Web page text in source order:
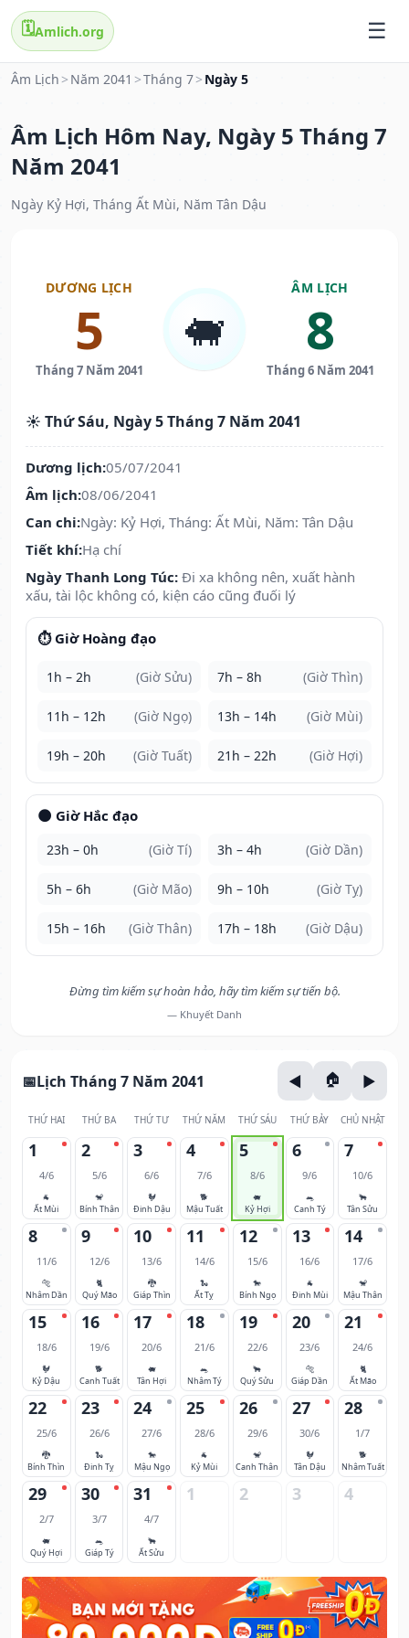
🗓️Amlich.org
Âm Lịch > Năm 2041 >Tháng 7> Ngày 5
Âm Lịch Hôm Nay, Ngày 5 Tháng 7
Năm 2041
Ngày Kỷ Hợi, Tháng Ất Mùi, Năm Tân Dậu
DƯƠNG LỊCH
5
Tháng 7 Năm 2041
🐖
ÂM LỊCH
8
Tháng 6 Năm 2041
☀️ Thứ Sáu, Ngày 5 Tháng 7 Năm 2041
Dương lịch:05/07/2041
Âm lịch:08/06/2041
Can chi:Ngày: Kỷ Hợi, Tháng: Ất Mùi, Năm: Tân Dậu
Tiết khí:Hạ chí
Ngày Thanh Long Túc: Đi xa không nên, xuất hành
xấu, tài lộc không có, kiện cáo cũng đuối lý
⏱️ Giờ Hoàng đạo
1h – 2h (Giờ Sửu) 7h – 8h (Giờ Thìn)
11h – 12h (Giờ Ngọ) 13h – 14h (Giờ Mùi)
19h – 20h (Giờ Tuất) 21h – 22h (Giờ Hợi)
🌑 Giờ Hắc đạo
23h – 0h (Giờ Tí) 3h – 4h (Giờ Dần)
5h – 6h (Giờ Mão) 9h – 10h (Giờ Tỵ)
15h – 16h (Giờ Thân) 17h – 18h (Giờ Dậu)
Đừng tìm kiếm sự hoàn hảo, hãy tìm kiếm sự tiến bộ.
— Khuyết Danh
Lịch Tháng 7 Năm 2041
THỨ HAI THỨ BA THỨ TƯ THỨ NĂM THỨ SÁU THỨ BẢY CHỦ NHẬT
1
4/6
🐐
Ất Mùi
2
5/6
🐒
Bính Thân
3
6/6
🐓
Đinh Dậu
4
7/6
🐕
Mậu Tuất
5
8/6
🐖
Kỷ Hợi
6
9/6
🐀
Canh Tý
7
10/6
🐂
Tân Sửu
8
11/6
🐅
Nhâm Dần
9
12/6
🐈
Quý Mão
10
13/6
🐉
Giáp Thìn
11
14/6
🐍
Ất Tỵ
12
15/6
🐎
Bính Ngọ
13
16/6
🐐
Đinh Mùi
14
17/6
🐒
Mậu Thân
15
18/6
🐓
Kỷ Dậu
16
19/6
🐕
Canh Tuất
17
20/6
🐖
Tân Hợi
18
21/6
🐀
Nhâm Tý
19
22/6
🐂
Quý Sửu
20
23/6
🐅
Giáp Dần
21
24/6
🐈
Ất Mão
22
25/6
🐉
Bính Thìn
23
26/6
🐍
Đinh Tỵ
24
27/6
🐎
Mậu Ngọ
25
28/6
🐐
Kỷ Mùi
26
29/6
🐒
Canh Thân
27
30/6
🐓
Tân Dậu
28
1/7
🐕
Nhâm Tuất
29
2/7
🐖
Quý Hợi
30
3/7
🐀
Giáp Tý
31
4/7
🐂
Ất Sửu
1 2 3 4